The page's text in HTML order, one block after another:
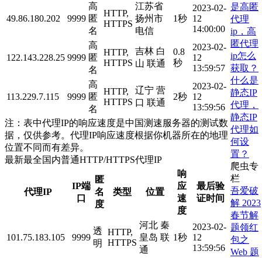
49.86.180.202 9999
高
匿
名
HTTP,
HTTPS
江苏省
扬州市
电信
1秒
2023-02-
12
14:00:00
122.143.228.25 9999
高
匿
名
HTTP,
HTTPS
吉林 白
山 联通
0.8
秒
2023-02-
12
13:59:57
113.229.7.115 9999
高
匿
名
HTTP,
HTTPS
辽宁 营
口 联通
2秒
2023-02-
12
13:59:56
注：表中代理IP的响应速度是中国测速服务器的测试数
据，仅供参考。代理IP响应速度根据你机器所在的地理
位置不同而有差异。
最新最全国内普通HTTP/HTTPS代理IP
代理IP
IP端
口
匿
名
度
类型 位置
响
应
速
度
最后验
证时间
101.75.183.105 9999
透
明
HTTP,
HTTPS
河北 秦
皇岛 联
通
1秒
2023-02-
12
13:59:56
是高匿
代理
ip，高
匿代理
ip怎么
获取？
什么是
静态IP
代理，
静态IP
代理如
何设
置？
爬虫专
栏
吾爱破
解 2023
春节解
题领红
包之
Web 题